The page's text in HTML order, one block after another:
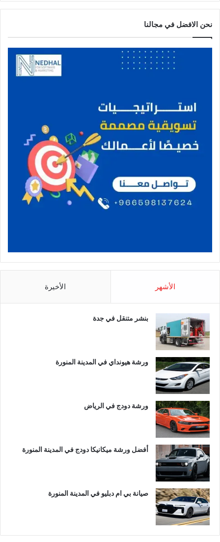
نحن الافضل في مجالنا
الأشهر الأخيرة
بنشر متنقل في جدة
ورشة هيونداي في المدينة المنورة
ورشة دودج في الرياض
أفضل ورشة ميكانيكا دودج في المدينة المنورة
صيانة بي ام دبليو في المدينة المنورة